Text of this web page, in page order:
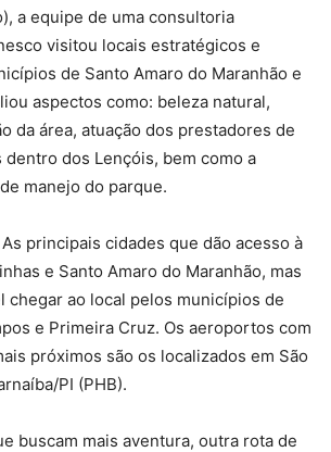
a equipe de uma consultoria
visitou locais estratégicos e
de Santo Amaro do Maranhão e
aspectos como: beleza natural,
da área, atuação dos prestadores de
dos Lençóis, bem como a
manejo do parque.
As principais cidades que dão acesso à
e Santo Amaro do Maranhão, mas
chegar ao local pelos municípios de
e Primeira Cruz. Os aeroportos com
próximos são os localizados em São
PI (PHB).
buscam mais aventura, outra rota de